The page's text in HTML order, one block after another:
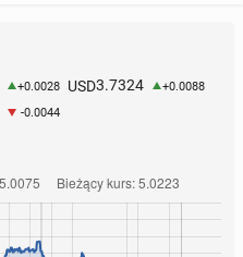
+0.0028 USD3.7324 +0.0088
-0.0044